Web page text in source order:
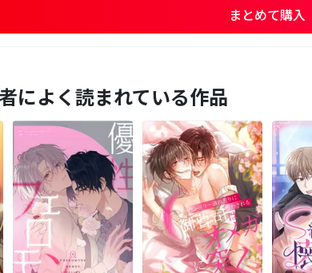
まとめて購入
によく読まれている作品